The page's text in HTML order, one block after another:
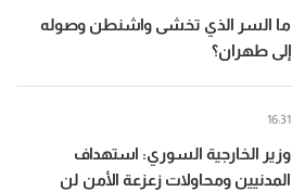
ما السر الذي تخشى واشنطن وصوله
إلى طهران؟
وزير الخارجية السوري: استهداف
المدنيين ومحاولات زعزعة الأمن لن
16:31